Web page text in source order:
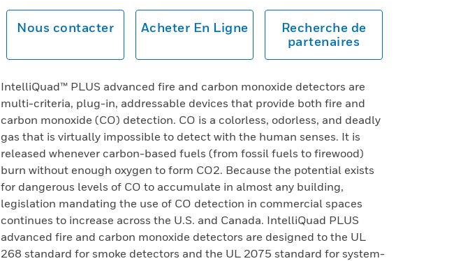
Nous contacter Acheter En Ligne
Recherche de
partenaires
IntelliQuad™ PLUS advanced fire and carbon monoxide detectors are
multi-criteria, plug-in, addressable devices that provide both fire and
carbon monoxide (CO) detection. CO is a colorless, odorless, and deadly
gas that is virtually impossible to detect with the human senses. It is
released whenever carbon-based fuels (from fossil fuels to firewood)
burn without enough oxygen to form CO2. Because the potential exists
for dangerous levels of CO to accumulate in almost any building,
legislation mandating the use of CO detection in commercial spaces
continues to increase across the U.S. and Canada. IntelliQuad PLUS
advanced fire and carbon monoxide detectors are designed to the UL
268 standard for smoke detectors and the UL 2075 standard for system-